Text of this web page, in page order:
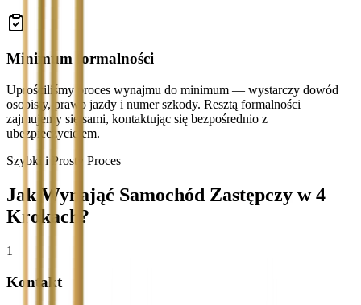
Minimum formalności
Uprościliśmy proces wynajmu do minimum — wystarczy dowód
osobisty, prawo jazdy i numer szkody. Resztą formalności
zajmujemy się sami, kontaktując się bezpośrednio z
ubezpieczycielem.
Szybki i Prosty Proces
Jak Wynająć Samochód Zastępczy w 4
Krokach?
1
Kontakt